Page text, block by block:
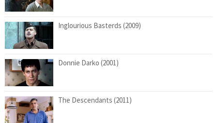
Inglourious Basterds (2009)
Donnie Darko (2001)
The Descendants (2011)